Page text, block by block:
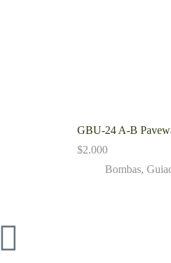
GBU-24 A-B
$2.000
Bombas,